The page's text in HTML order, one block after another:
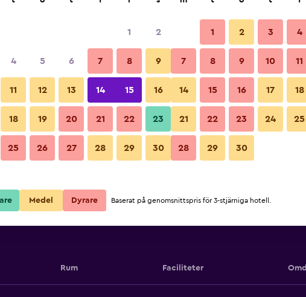
Visa priser
Visa priser
Rum Faciliteter
1 2
4 5 6 7 8 9
11 12 13 14 15 16
18 19 20 21 22 23
25 26 27 28 29 30
1 2 3 4
7 8 9 10 11
14 15 16 17 18
21 22 23 24 25
28 29 30
Medel Dyrare Baserat på genomsnittspris för 3-stjärniga hotell.